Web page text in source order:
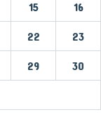
15 16
22 23
29 30